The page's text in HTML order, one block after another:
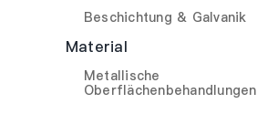
Beschichtung & Galvanik
Material
Metallische
Oberflächenbehandlungen